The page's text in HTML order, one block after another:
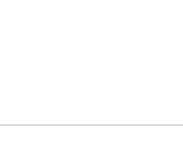
缺席法國公開賽，